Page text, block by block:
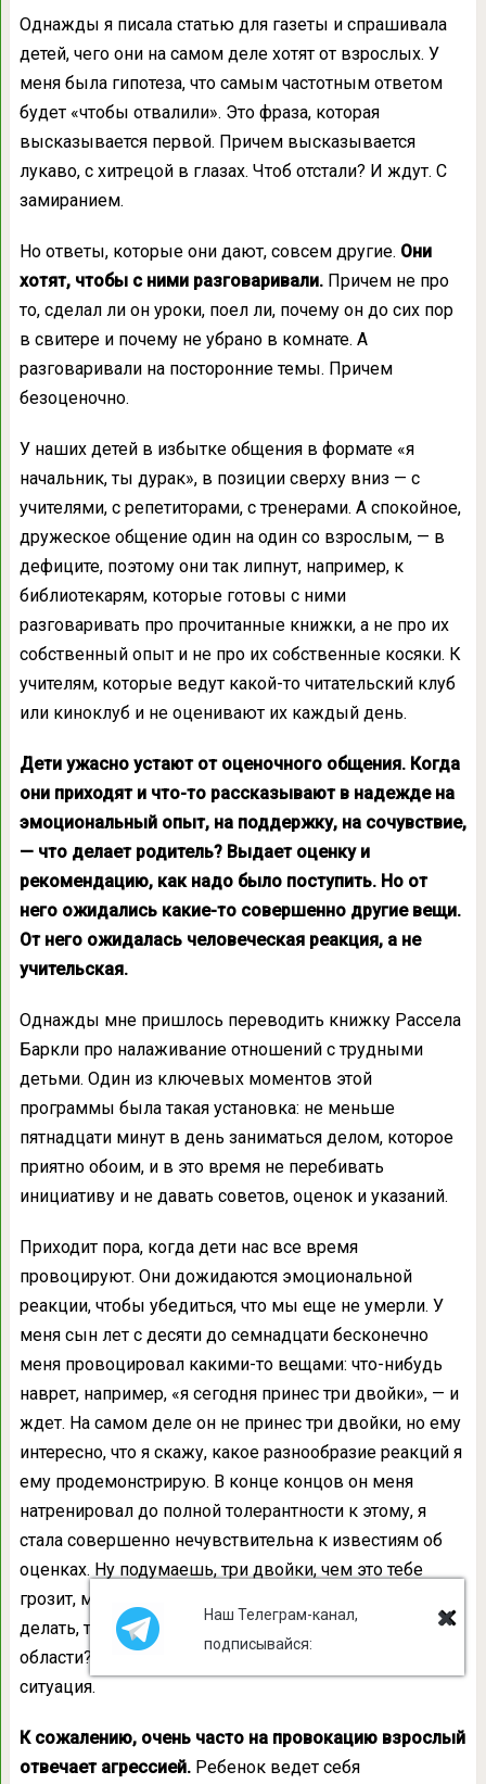
Однажды я писала статью для газеты и спрашивала
детей, чего они на самом деле хотят от взрослых. У
меня была гипотеза, что самым частотным ответом
будет «чтобы отвалили». Это фраза, которая
высказывается первой. Причем высказывается
лукаво, с хитрецой в глазах. Чтоб отстали? И ждут. С
замиранием.
Но ответы, которые они дают, совсем другие. Они
хотят, чтобы с ними разговаривали.Причем не про
то, сделал ли он уроки, поел ли, почему он до сих пор
в свитере и почему не убрано в комнате. А
разговаривали на посторонние темы. Причем
безоценочно.
У наших детей в избытке общения в формате «я
начальник, ты дурак», в позиции сверху вниз — с
учителями, с репетиторами, с тренерами. А спокойное,
дружеское общение один на один со взрослым, — в
дефиците, поэтому они так липнут, например, к
библиотекарям, которые готовы с ними
разговаривать про прочитанные книжки, а не про их
собственный опыт и не про их собственные косяки. К
учителям, которые ведут какой-то читательский клуб
или киноклуб и не оценивают их каждый день.
Дети ужасно устают от оценочного общения. Когда
они приходят и что-то рассказывают в надежде на
эмоциональный опыт, на поддержку, на сочувствие,
— что делает родитель? Выдает оценку и
рекомендацию, как надо было поступить. Но от
него ожидались какие-то совершенно другие вещи.
От него ожидалась человеческая реакция, а не
учительская.
Однажды мне пришлось переводить книжку Рассела
Баркли про налаживание отношений с трудными
детьми. Один из ключевых моментов этой
программы была такая установка: не меньше
пятнадцати минут в день заниматься делом, которое
приятно обоим, и в это время не перебивать
инициативу и не давать советов, оценок и указаний.
Приходит пора, когда дети нас все время
провоцируют. Они дожидаются эмоциональной
реакции, чтобы убедиться, что мы еще не умерли. У
меня сын лет с десяти до семнадцати бесконечно
меня провоцировал какими-то вещами: что-нибудь
наврет, например, «я сегодня принес три двойки», — и
ждет. На самом деле он не принес три двойки, но ему
интересно, что я скажу, какое разнообразие реакций я
ему продемонстрирую. В конце концов он меня
натренировал до полной толерантности к этому, я
стала совершенно нечувствительна к известиям об
оценках. Ну подумаешь, три двойки, чем это тебе
грозит, может, на них плюнуть? Или надо что-то
делать, тебе нужна какая-то моя помощь в этой
области? Три двойки так три двойки, рабочая
ситуация.
К сожалению, очень часто на провокацию взрослый
отвечает агрессией. Ребенок ведет себя
Наш Телеграм-канал,
подписывайся: